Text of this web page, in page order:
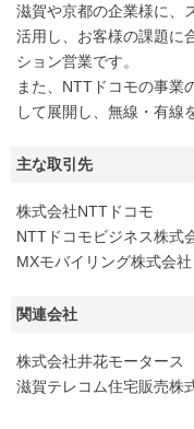
滋賀や京都の企業様に、
活用し、お客様の課題に
ション営業です。
また、NTTドコモの事業
して展開し、無線・有線
主な取引先
株式会社NTTドコモ
NTTドコモビジネス株式
MXモバイリング株式会社
関連会社
株式会社井花モータース
滋賀テレコム住宅販売株